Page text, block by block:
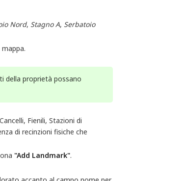
Nord, Stagno A, Serbatoio
della proprietà possano
Fienili, Stazioni di
di recinzioni fisiche che
"Add Landmark".